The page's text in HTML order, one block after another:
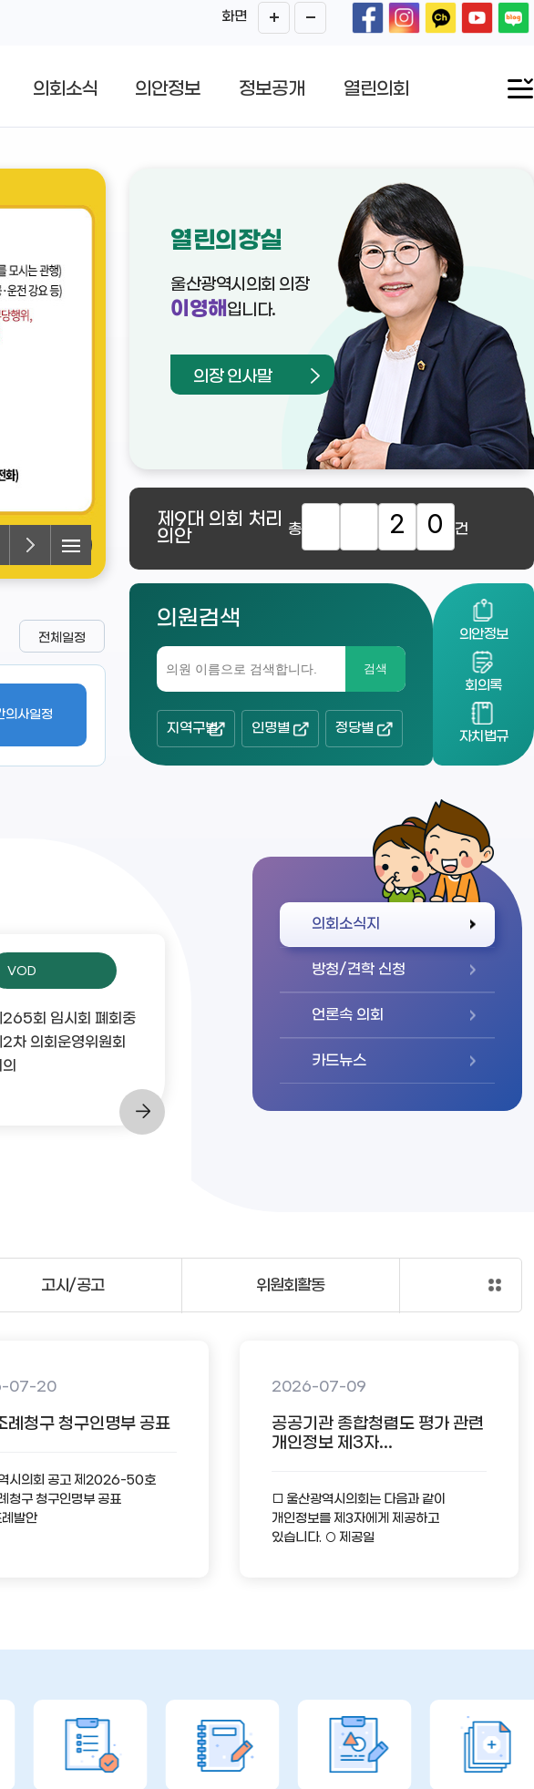
화면
의회소식 의안정보 정보공개 열린의회
열린의장실
울산광역시의회 의장
이영해 입니다.
의장 인사말
제9대 의회 처리
의안 총 2 0 건
의사일정
전체일정
의원검색
검색
지역구별 인명별 정당별
의안정보
회의록
자치법규
VOD
265회 임시회 폐회중
2차 의회운영위원회
의회소식지
방청/견학 신청
언론속 의회
카드뉴스
07-20
례청구 청구인명부 공표
시의회 공고 제2026-50호
청구 청구인명부 공표
례발안
2026-07-09
공공기관 종합청렴도 평가 관련
개인정보 제3자...
□ 울산광역시의회는 다음과 같이
개인정보를 제3자에게 제공하고
있습니다. ○ 제공일
고시/공고 위원회활동